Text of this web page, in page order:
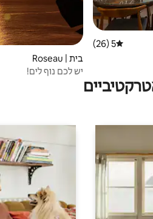
דירוג ממוצע של 5 מתוך 5, 26 ביקורות
5 (26)
בית | Roseau
יש לכם נוף לים!